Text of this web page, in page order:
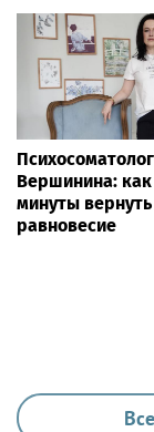
Вершинина: как
минуты
равновесие